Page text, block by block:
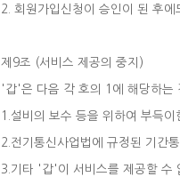
2. 회원가입신청이 승인이 된 후
제9조 (서비스 제공의 중지)
'갑'은 다음 각 호의 1에 해당하는
1.설비의 보수 등을 위하여 부득이
2.전기통신사업법에 규정된 기간
3.기타 '갑'이 서비스를 제공할 수